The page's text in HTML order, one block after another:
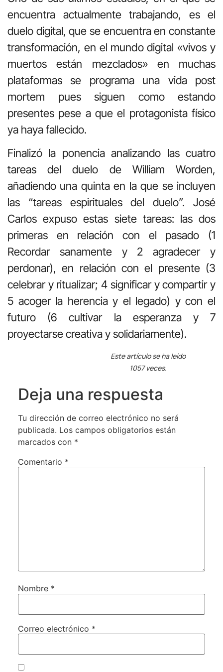
encuentra actualmente trabajando, es el
duelo digital, que se encuentra en constante
transformación, en el mundo digital «vivos y
muertos están mezclados» en muchas
plataformas se programa una vida post
mortem pues siguen como estando
presentes pese a que el protagonista físico
ya haya fallecido.
Finalizó la ponencia analizando las cuatro
tareas del duelo de William Worden,
añadiendo una quinta en la que se incluyen
las “tareas espirituales del duelo”. José
Carlos expuso estas siete tareas: las dos
primeras en relación con el pasado (1
Recordar sanamente y 2 agradecer y
perdonar), en relación con el presente (3
celebrar y ritualizar; 4 significar y compartir y
5 acoger la herencia y el legado) y con el
futuro (6 cultivar la esperanza y 7
proyectarse creativa y solidariamente).
Este artículo se ha leído
1057 veces.
Deja una respuesta
Tu dirección de correo electrónico no será
publicada. Los campos obligatorios están
marcados con *
Comentario *
Nombre *
Correo electrónico *